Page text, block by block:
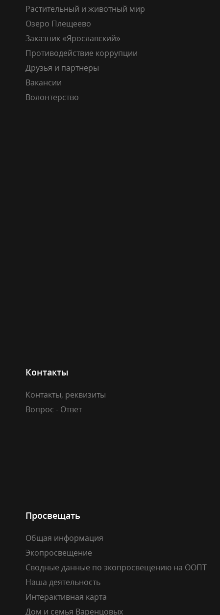
Растительный и животный мир
Озеро Плещеево
Заказник «Ярославский»
Противодействие коррупции
Друзья и партнеры
Вакансии
Волонтерство
Контакты
Контакты, реквизиты
Вопрос - Ответ
Просвещать
Общая информация
Экопросвещение
Сводные данные по экопросвещению на ООПТ
Наша деятельность
Интерактивная карта
Дом и семья Варенцовых